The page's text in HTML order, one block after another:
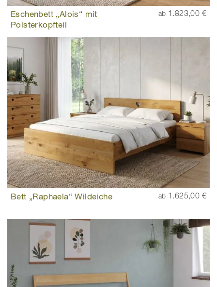
Eschenbett „Alois“ mit
Polsterkopfteil
ab 1.823,00 €
Bett „Raphaela“ Wildeiche ab 1.625,00 €